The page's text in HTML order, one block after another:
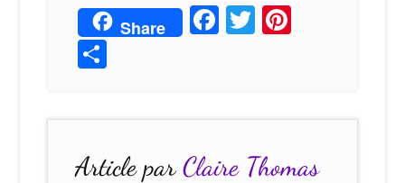
Share Facebook
Twitter
Article parClaire Thomas